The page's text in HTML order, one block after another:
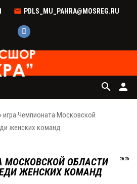
PDLS_MU_PAHRA@MOSREG.RU
person
search
игра Чемпионата Московской
женских команд
16:15
МОСКОВСКОЙ ОБЛАСТИ
ЖЕНСКИХ КОМАНД